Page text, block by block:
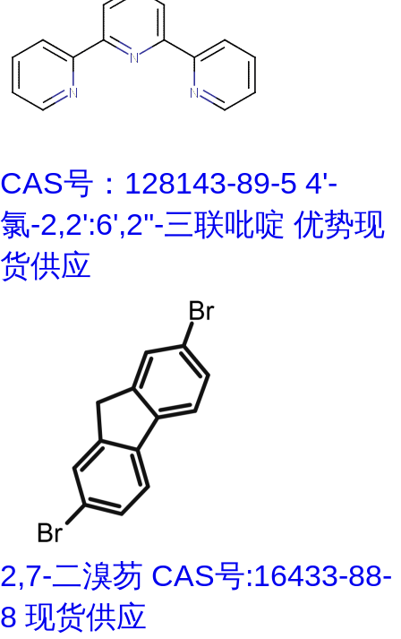
CAS号：128143-89-5 4'-
氯-2,2':6',2''-三联吡啶 优势现
货供应
2,7-二溴芴 CAS号:16433-88-
8 现货供应